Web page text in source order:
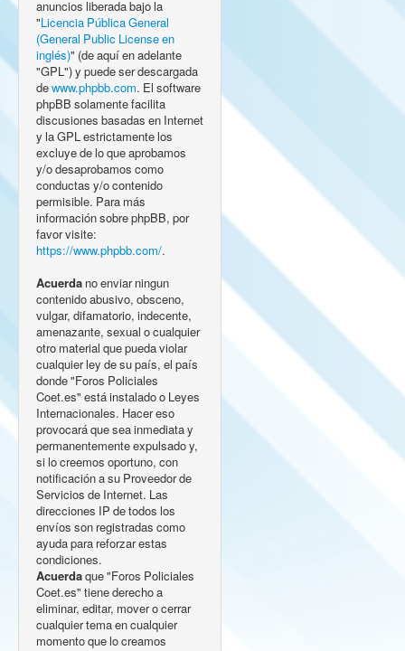
anuncios liberada bajo la
" Licencia Pública General
(General Public License en
inglés)" (de aquí en adelante
"GPL") y puede ser descargada
de www.phpbb.com. El software
phpBB solamente facilita
discusiones basadas en Internet
y la GPL estrictamente los
excluye de lo que aprobamos
y/o desaprobamos como
conductas y/o contenido
permisible. Para más
información sobre phpBB, por
favor visite:
https://www.phpbb.com/.
Acuerda no enviar ningun
contenido abusivo, obsceno,
vulgar, difamatorio, indecente,
amenazante, sexual o cualquier
otro material que pueda violar
cualquier ley de su país, el país
donde "Foros Policiales
Coet.es" está instalado o Leyes
Internacionales. Hacer eso
provocará que sea inmediata y
permanentemente expulsado y,
si lo creemos oportuno, con
notificación a su Proveedor de
Servicios de Internet. Las
direcciones IP de todos los
envíos son registradas como
ayuda para reforzar estas
condiciones.
Acuerda que "Foros Policiales
Coet.es" tiene derecho a
eliminar, editar, mover o cerrar
cualquier tema en cualquier
momento que lo creamos